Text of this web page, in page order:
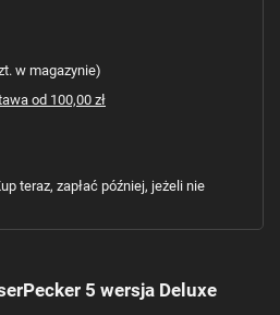
w magazynie)
od 100,00 zł
teraz, zapłać później, jeżeli nie
5 wersja Deluxe